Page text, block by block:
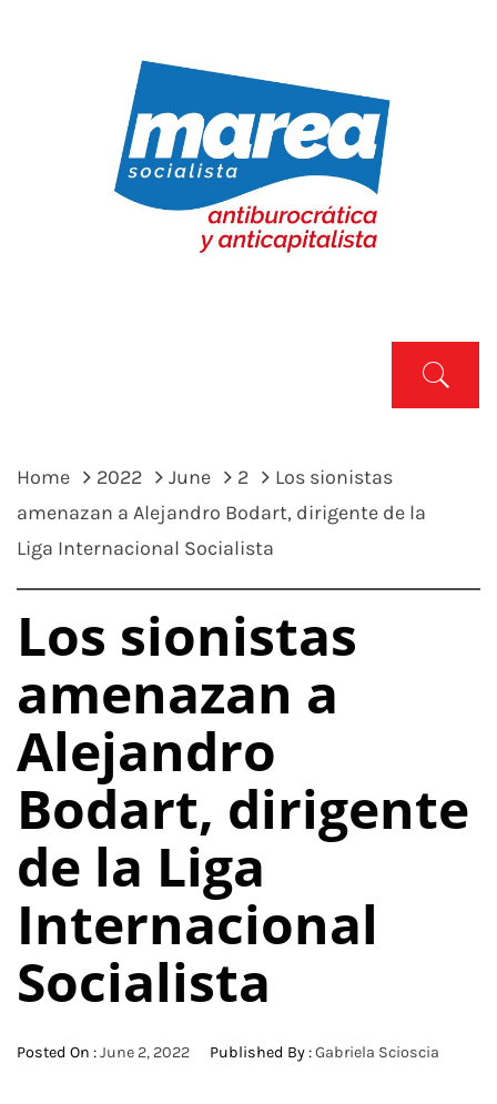
MAREA SOCIALISTA
Home 2022 June 2
Los sionistas
amenazan a Alejandro Bodart, dirigente de la
Liga Internacional Socialista
Los sionistas
amenazan a
Alejandro
Bodart, dirigente
de la Liga
Internacional
Socialista
Posted On :June 2, 2022 Published By :Gabriela Scioscia